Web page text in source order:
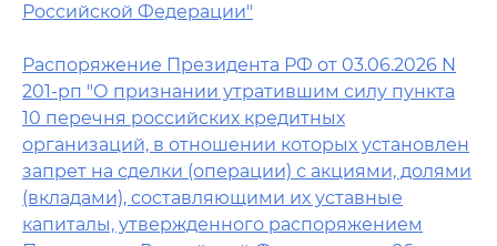
Российской Федерации"
Распоряжение Президента РФ от 03.06.2026 N
201-рп "О признании утратившим силу пункта
10 перечня российских кредитных
организаций, в отношении которых установлен
запрет на сделки (операции) с акциями, долями
(вкладами), составляющими их уставные
капиталы, утвержденного распоряжением